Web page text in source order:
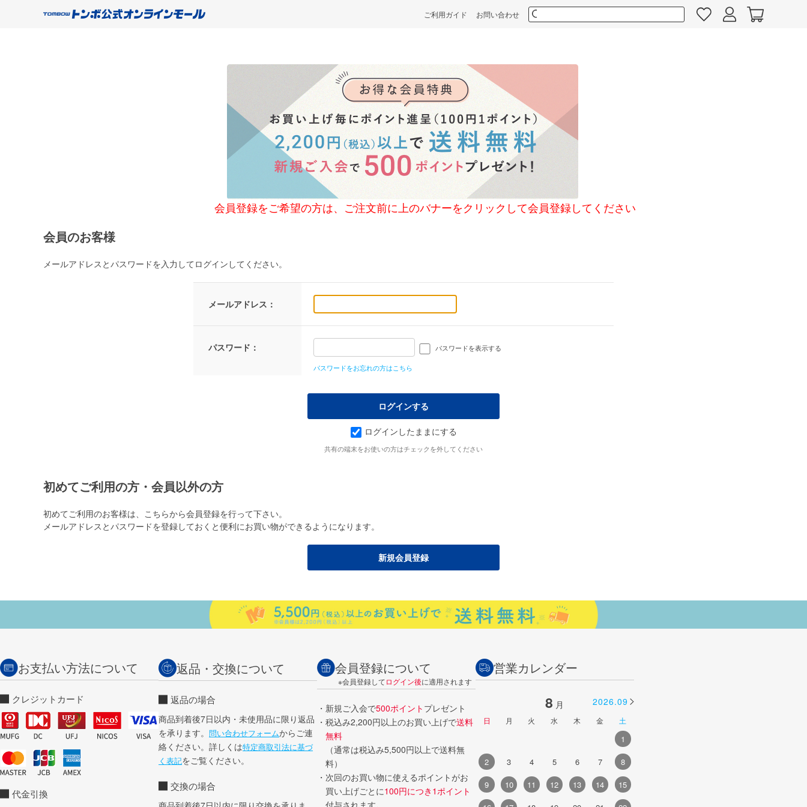
ご利用ガイド お問い合わせ
会員登録をご希望の方は、ご注文前に上のバナーをクリックして会員登録してください
会員のお客様
メールアドレスとパスワードを入力してログインしてください。
メールアドレス：
パスワード： パスワードを表示する
パスワードをお忘れの方はこちら
ログインしたままにする
共有の端末をお使いの方はチェックを外してください
初めてご利用の方・会員以外の方
初めてご利用のお客様は、こちらから会員登録を行って下さい。
メールアドレスとパスワードを登録しておくと便利にお買い物ができるようになります。
お支払い方法について
クレジットカード
代金引換
返品・交換について
返品の場合
商品到着後7日以内・未使用品に限り返品
を承ります。 問い合わせフォームからご連
絡ください。詳しくは特定商取引法に基づ
く表記をご覧ください。
交換の場合
会員登録について
※会員登録してログイン後に適用されます
・新規ご入会で500ポイント プレゼント
・税込み2,200円以上のお買い上げで送料
無料
（通常は税込み5,500円以上で送料無
料）
・次回のお買い物に使えるポイントがお
買い上げごとに100円につき1ポイント
付与されます。
営業カレンダー
8 月 2026.09
日 月 火 水 木 金 土
1
2
3 4 5 6 7
8
9
10 11 12 13 14
15